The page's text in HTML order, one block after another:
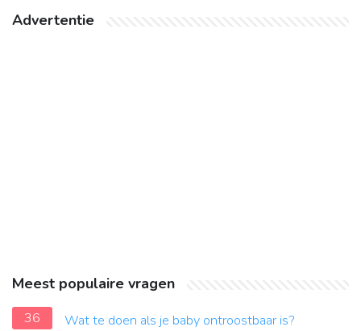
Advertentie
Meest populaire vragen
36
Wat te doen als je baby ontroostbaar is?